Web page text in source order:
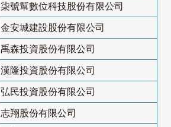
柒號幫數位科技股份有限公司
金安城建設股份有限公司
禹森投資股份有限公司
漢隆投資股份有限公司
弘民投資股份有限公司
志翔股份有限公司